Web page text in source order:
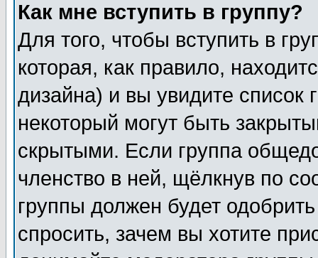
Как мне вступить в группу?
Для того, чтобы вступить в
которая, как правило,
дизайна) и вы увидите список
некоторый могут быть
скрытыми. Если группа
членство в ней, щёлкнув по
группы должен будет
спросить, зачем вы хотите